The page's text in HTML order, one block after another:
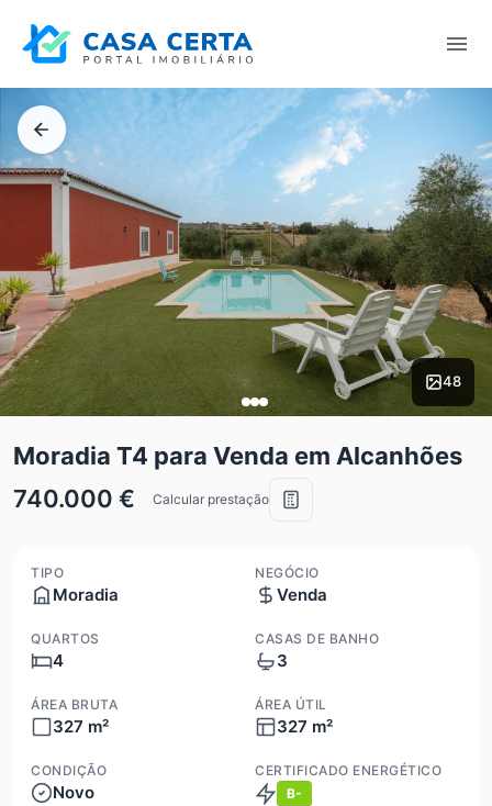
48
Moradia T4 para Venda em Alcanhões
740.000 €
Calcular prestação
TIPO
Moradia
NEGÓCIO
Venda
QUARTOS
4
CASAS DE BANHO
3
ÁREA BRUTA
327 m²
ÁREA ÚTIL
327 m²
CONDIÇÃO
Novo
CERTIFICADO ENERGÉTICO
B-